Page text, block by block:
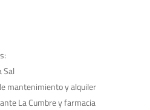
Sal
mantenimiento y alquiler
La Cumbre y farmacia